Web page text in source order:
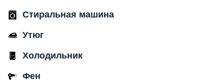
Стиральная машина
Утюг
Холодильник
Фен